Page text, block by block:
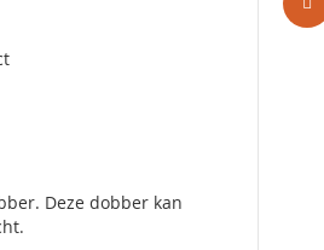
Deze dobber kan